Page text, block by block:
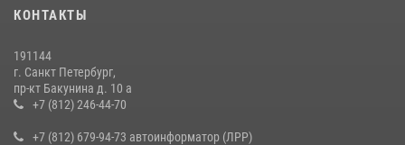
на III Международном петербургском цифровом форуме
В Ленобласти сотрудники Росгвардии провели встречу с
воспитанниками детского клуба «Умные каникулы»
КОНТАКТЫ
191144
г. Санкт Петербург,
пр-кт Бакунина д. 10 а
+7 (812) 246-44-70
+7 (812) 679-94-73 автоинформатор (ЛРР)